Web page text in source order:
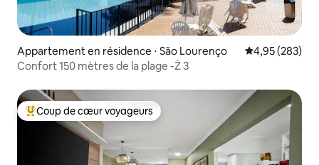
Appartement en résidence ⋅ São Lourenço Évaluation
4,95 (283)
Confort 150 mètres de la plage -Ż 3
Coups de cœur voyageurs les plus appréciés
Coup de cœur voyageurs